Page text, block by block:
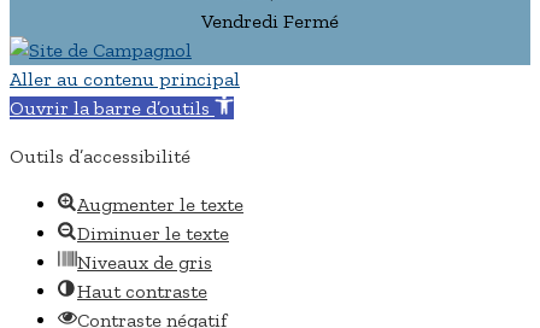
Vendredi Fermé
Aller au contenu principal
Ouvrir la barre d’outils
Outils d’accessibilité
Augmenter le texte
Diminuer le texte
Niveaux de gris
Haut contraste
Contraste négatif